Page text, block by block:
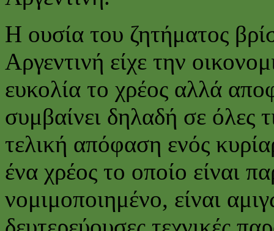
Η ουσία του ζητήματος
Αργεντινή είχε την
ευκολία το χρέος αλλά
συμβαίνει δηλαδή σε όλες
τελική απόφαση ενός
ένα χρέος το οποίο είναι
νομιμοποιημένο, είναι